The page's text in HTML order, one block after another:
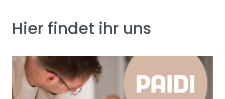
Hier findet ihr uns